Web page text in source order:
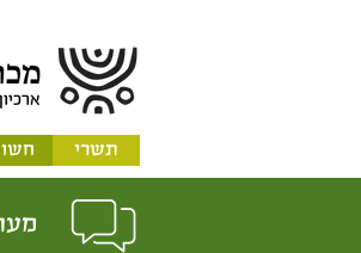
תשרי